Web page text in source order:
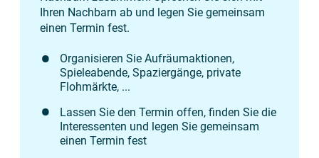
Ihren Nachbarn ab und legen Sie gemeinsam
einen Termin fest.
Organisieren Sie Aufräumaktionen,
Spieleabende, Spaziergänge, private
Flohmärkte, ...
Lassen Sie den Termin offen, finden Sie die
Interessenten und legen Sie gemeinsam
einen Termin fest